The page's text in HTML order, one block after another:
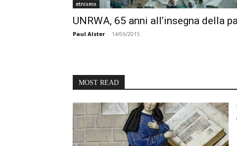
etnismo
UNRWA, 65 anni all’insegna della
Paul Alster - 14/06/2015
MOST READ